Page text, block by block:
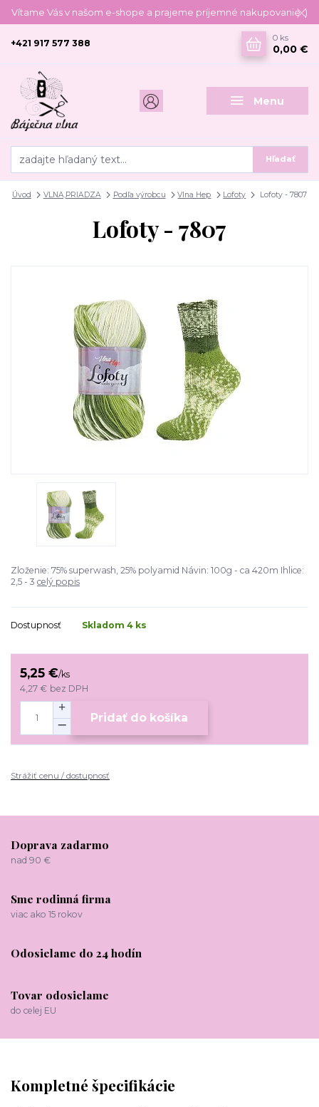
Vítame Vás v našom e-shope a prajeme príjemné nakupovanie :)
Menu
Hľadať
+421 917 577 388
0 ks
0,00 €
Úvod VLNA,PRIADZA Podľa výrobcu Vlna Hep Lofoty Lofoty - 7807
Lofoty - 7807
Zloženie: 75% superwash, 25% polyamid Návin: 100g - ca 420m Ihlice:
2,5 - 3 celý popis
Dostupnosť Skladom 4 ks
5,25 €/ks
4,27 € bez DPH
Pridať do košíka
Strážiť cenu / dostupnosť
Doprava zadarmo
nad 90 €
Sme rodinná firma
viac ako 15 rokov
Odosielame do 24 hodín
Tovar odosielame
do celej EU
Kompletné špecifikácie